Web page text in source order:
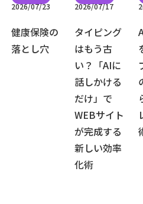
2026/07/23
健康保険の
落とし穴
2026/07/17
タイピング
はもう古
い？「AIに
話しかける
だけ」で
WEBサイト
が完成する
新しい効率
化術